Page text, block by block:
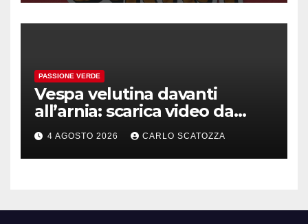
PASSIONE VERDE
Vespa velutina davanti
all’arnia: scarica video da
TikTok prima che il post
sparisca
4 AGOSTO 2026 CARLO SCATOZZA